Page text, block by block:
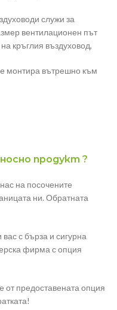
служи за
вентилационен път
кръглия въздуховод,
монтира вътрешно към
продукт ?
на посочените
ни. Обратната
с бърза и сигурна
фирма с опция
от предоставената опция